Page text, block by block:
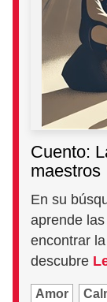
Cuento:
maestros
En su
aprende
encontrar
descubre
Amor